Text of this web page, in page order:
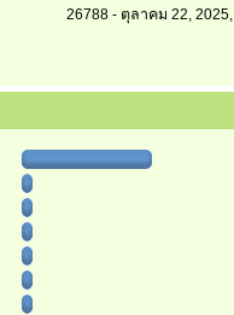
26788 - ตุลาคม 22, 2025,